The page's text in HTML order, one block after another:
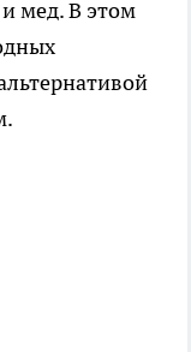
мед. В этом